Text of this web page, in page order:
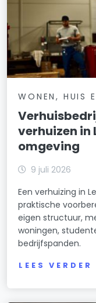
WONEN, HUIS
verhuizen in
omgeving
9 juli 2026
Een verhuizing in
praktische
eigen structuur,
woningen,
bedrijfspanden.
LEES VERDER